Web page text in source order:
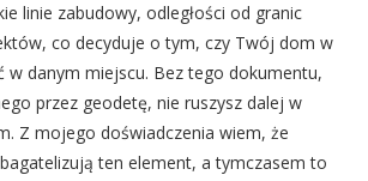
linie zabudowy, odległości od granic
co decyduje o tym, czy Twój dom w
w danym miejscu. Bez tego dokumentu,
przez geodetę, nie ruszysz dalej w
Z mojego doświadczenia wiem, że
ten element, a tymczasem to